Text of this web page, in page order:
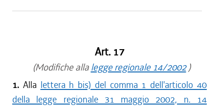
Art. 17
(Modifiche alla legge regionale 14/2002)
1. Alla lettera h bis) del comma 1 dell'articolo 40
della legge regionale 31 maggio 2002, n. 14